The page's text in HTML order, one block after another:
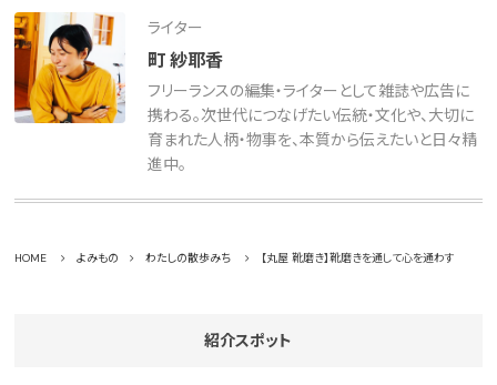
ライター
町 紗耶香
フリーランスの編集・ライターとして雑誌や広告に
携わる。次世代につなげたい伝統・文化や、大切に
育まれた人柄・物事を、本質から伝えたいと日々精
進中。
HOME よみもの わたしの散歩みち 【丸屋 靴磨き】靴磨きを通して心を通わす
紹介スポット